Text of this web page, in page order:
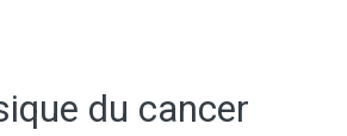
du cancer